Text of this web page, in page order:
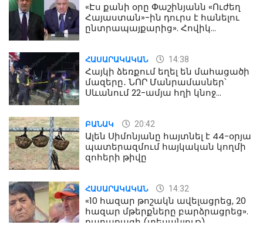
«Էս քանի օրը Փաշինյանն «Ուժեղ
Հայաստան»-ին դուրս է հանելու
ընտրապայքարից». Հովիկ
ՀԱՍԱՐԱԿԱԿԱՆ 14:38
Հայկի ձեռքում եղել են մահացածի
մազերը․ ՆՈՐ Մանրամասներ՝
Սևանում 22-ամյա հղի կնոջ
ԲԱՆԱԿ 20:42
Ալեն Սիմոնյանը հայտնել է 44-օրյա
պատերազմում հայկական կողմի
զոհերի թիվը
ՀԱՍԱՐԱԿԱԿԱՆ 14:32
«10 հազար թոշակն ավելացրեց, 20
հազար մթերքները բարձրացրեց».
քաղաքացի (տեսանյութ)